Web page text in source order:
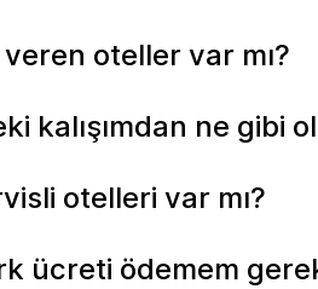
oteller var mı?
kalışımdan ne gibi
otelleri var mı?
ücreti ödemem